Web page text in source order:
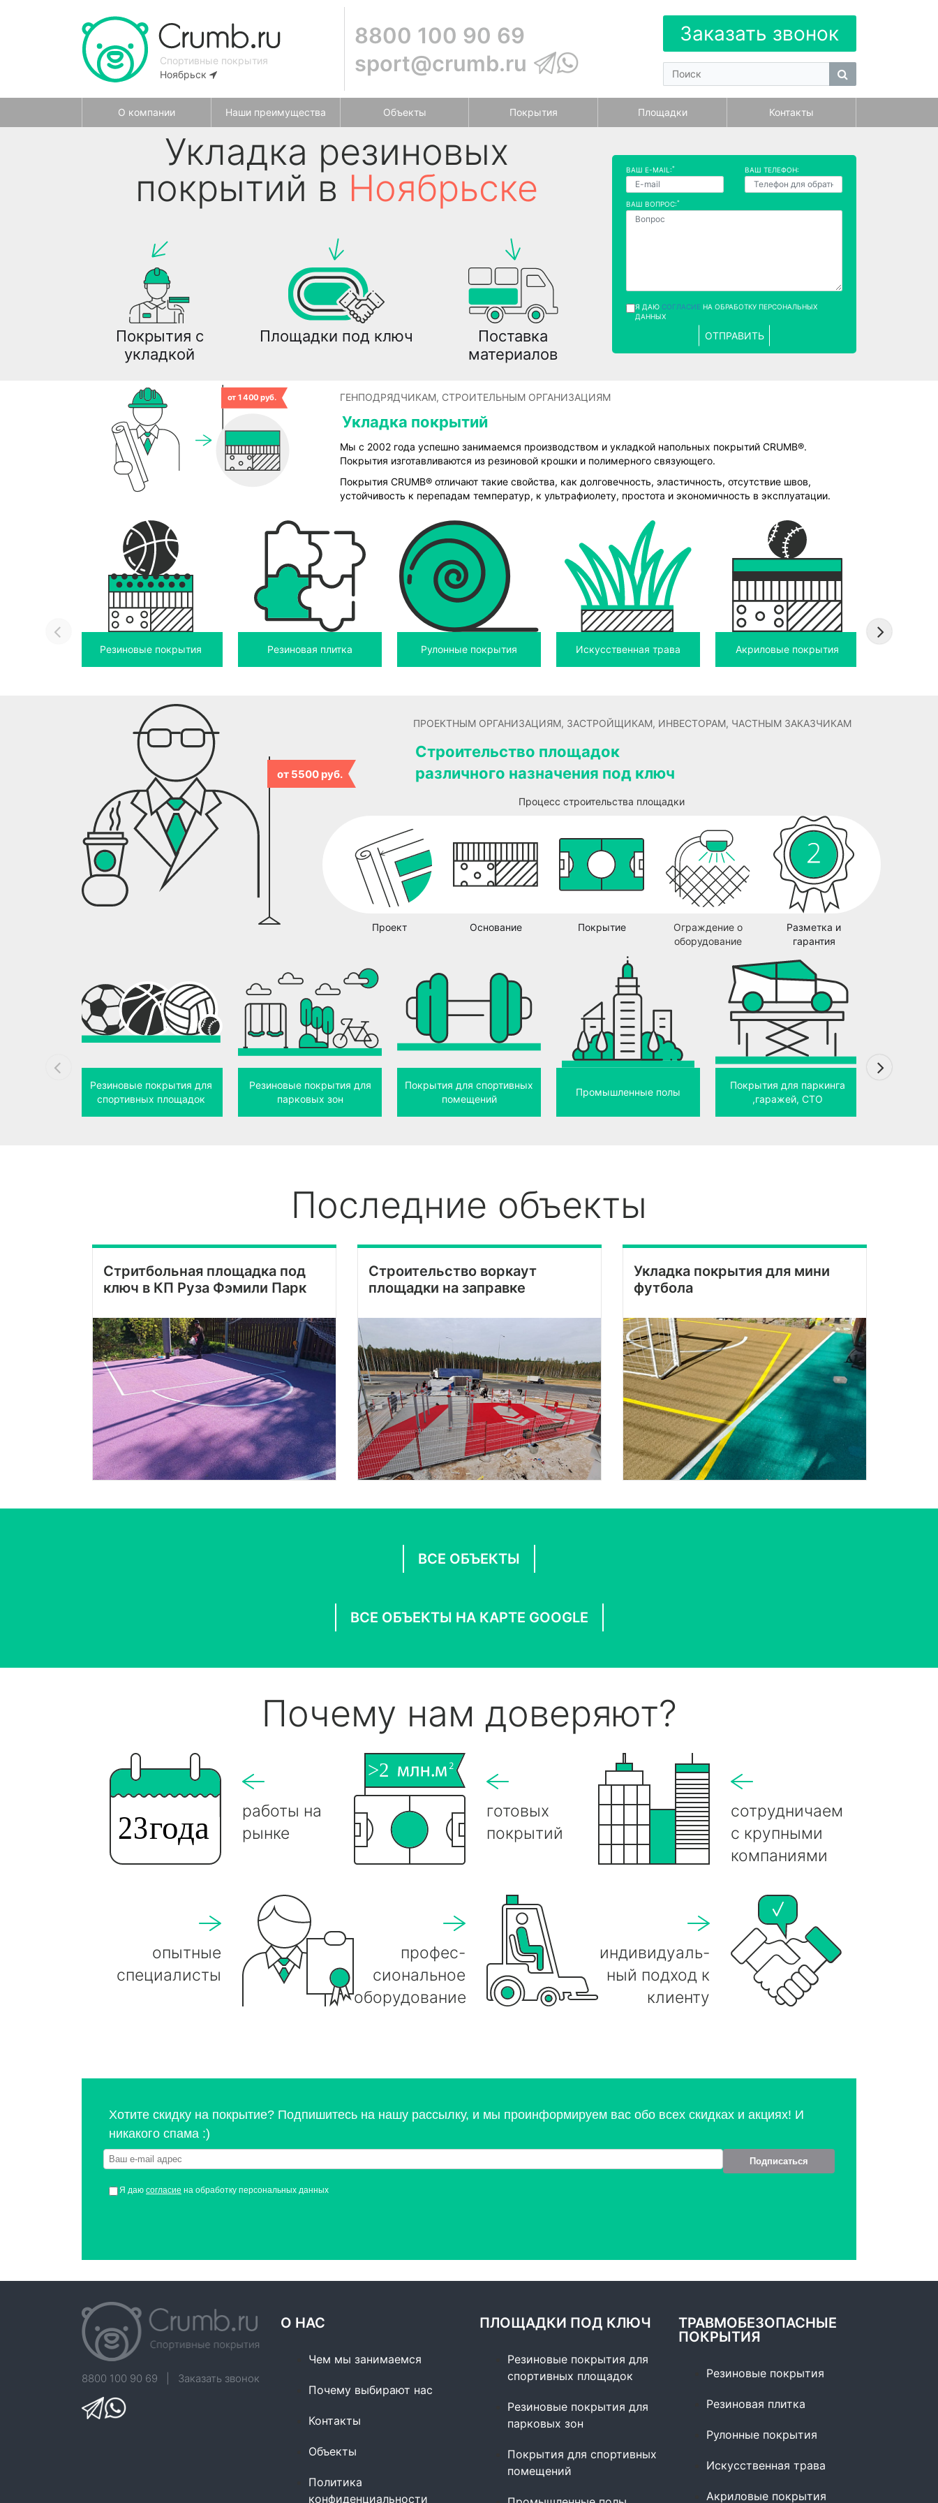
Спортивные покрытия
Ноябрьск
8800 100 90 69
sport@crumb.ru
Заказать звонок
О компании Наши преимущества Объекты Покрытия Площадки Контакты
Укладка резиновых
покрытий в Ноябрьске
Покрытия с
укладкой
Площадки под ключ
Поставка
материалов
ВАШ E-MAIL:* ВАШ ТЕЛЕФОН:
ВАШ ВОПРОС:*
Я ДАЮ СОГЛАСИЕ НА ОБРАБОТКУ ПЕРСОНАЛЬНЫХ
ДАННЫХ
ОТПРАВИТЬ
от 1 400 руб. ГЕНПОДРЯДЧИКАМ, СТРОИТЕЛЬНЫМ ОРГАНИЗАЦИЯМ
Укладка покрытий
Мы с 2002 года успешно занимаемся производством и укладкой напольных покрытий CRUMB®.
Покрытия изготавливаются из резиновой крошки и полимерного связующего.
Покрытия CRUMB® отличают такие свойства, как долговечность, эластичность, отсутствие швов,
устойчивость к перепадам температур, к ультрафиолету, простота и экономичность в эксплуатации.
Резиновые покрытия Резиновая плитка Рулонные покрытия Искусственная трава Акриловые покрытия
Покрытия
ПРОЕКТНЫМ ОРГАНИЗАЦИЯМ, ЗАСТРОЙЩИКАМ, ИНВЕСТОРАМ, ЧАСТНЫМ ЗАКАЗЧИКАМ
Строительство площадок
различного назначения под ключ
от 5500 руб.
Процесс строительства площадки
Проект Основание Покрытие
Ограждение о
оборудование
Разметка и
гарантия
Резиновые покрытия для
спортивных площадок
Резиновые покрытия для
парковых зон
Покрытия для спортивных
помещений
Промышленные полы
Покрытия для паркинга
,гаражей, СТО
Последние объекты
Стритбольная площадка под
ключ в КП Руза Фэмили Парк
Строительство воркаут
площадки на заправке
Укладка покрытия для мини
футбола
ВСЕ ОБЪЕКТЫ
ВСЕ ОБЪЕКТЫ НА КАРТЕ GOOGLE
Почему нам доверяют?
работы на
рынке
готовых
покрытий
сотрудничаем
с крупными
компаниями
опытные
специалисты
профес-
сиональное
оборудование
индивидуаль-
ный подход к
клиенту
Хотите скидку на покрытие? Подпишитесь на нашу рассылку, и мы проинформируем вас обо всех скидках и акциях! И
никакого спама :)
Подписаться
Я даю согласие на обработку персональных данных
8800 100 90 69 Заказать звонок
О НАС
Чем мы занимаемся
Почему выбирают нас
Контакты
Объекты
Политика
конфиденциальности
ПЛОЩАДКИ ПОД КЛЮЧ
Резиновые покрытия для
спортивных площадок
Резиновые покрытия для
парковых зон
Покрытия для спортивных
помещений
ТРАВМОБЕЗОПАСНЫЕ
ПОКРЫТИЯ
Резиновые покрытия
Резиновая плитка
Рулонные покрытия
Искусственная трава
Акриловые покрытия